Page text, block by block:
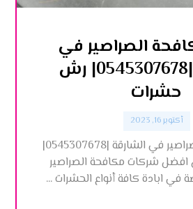
الصراصير في
الشارقة |0545307678| رش
حشرات
أكتوبر 16, 2023
شركة مكافحة الصراصير في الشارقة |0545307678|
شركات مكافحة الصراصير
في ابادة كافة أنواع الحشرات ...